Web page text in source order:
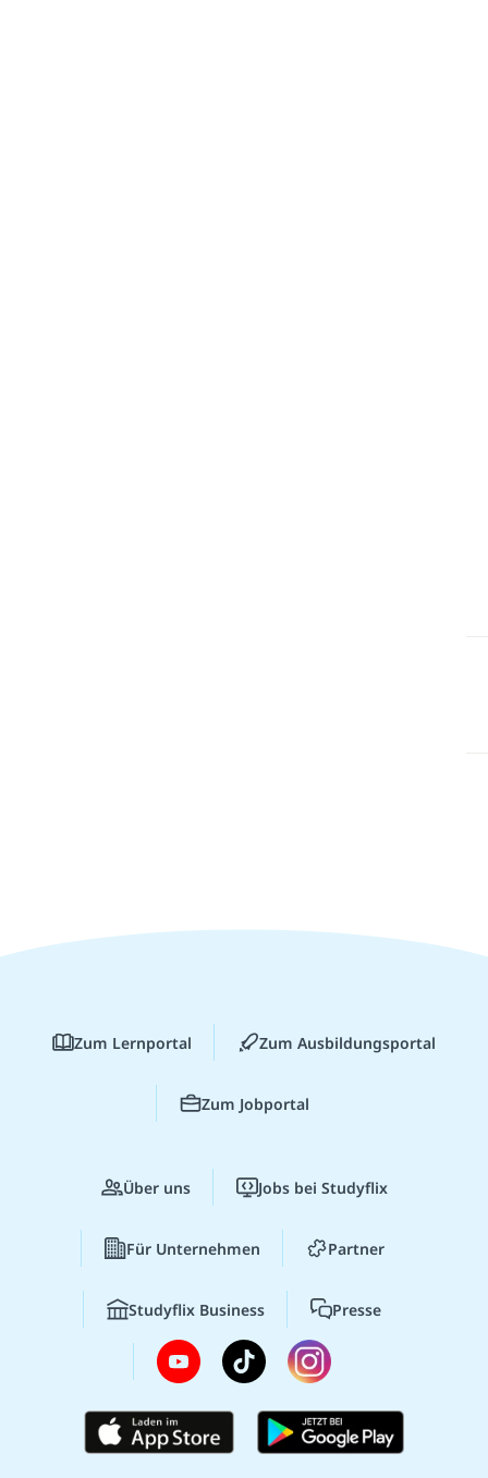
Zum Lernportal Zum Ausbildungsportal
Zum Jobportal
Über uns Jobs bei Studyflix
Für Unternehmen Partner
Studyflix Business Presse